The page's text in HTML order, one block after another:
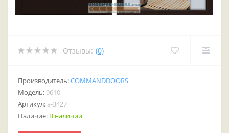
Отзывы: (0)
Производитель:COMMANDDOORS
Модель: 9610
Артикул: a-3427
Наличие: В наличии